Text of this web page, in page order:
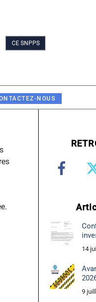
NOUS
CE SNPPS
14
9